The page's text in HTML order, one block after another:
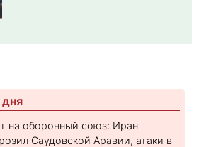
на оборонный союз: Иран
Саудовской Аравии, атаки в